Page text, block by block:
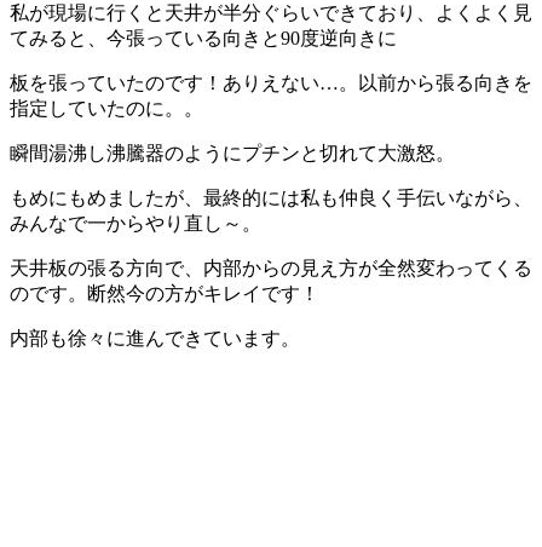
私が現場に行くと天井が半分ぐらいできており、よくよく見
てみると、今張っている向きと90度逆向きに
板を張っていたのです！ありえない…。以前から張る向きを
指定していたのに。。
瞬間湯沸し沸騰器のようにプチンと切れて大激怒。
もめにもめましたが、最終的には私も仲良く手伝いながら、
みんなで一からやり直し～。
天井板の張る方向で、内部からの見え方が全然変わってくる
のです。断然今の方がキレイです！
内部も徐々に進んできています。